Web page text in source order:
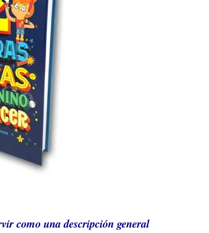
como una descripción general